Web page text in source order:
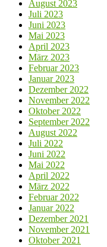
August 2023
Juli 2023
Juni 2023
Mai 2023
April 2023
März 2023
Februar 2023
Januar 2023
Dezember 2022
November 2022
Oktober 2022
September 2022
August 2022
Juli 2022
Juni 2022
Mai 2022
April 2022
März 2022
Februar 2022
Januar 2022
Dezember 2021
November 2021
Oktober 2021